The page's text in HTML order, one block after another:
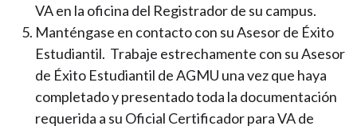
VA en la oficina del Registrador de su campus.
Manténgase en contacto con su Asesor de Éxito
Estudiantil. Trabaje estrechamente con su Asesor
de Éxito Estudiantil de AGMU una vez que haya
completado y presentado toda la documentación
requerida a su Oficial Certificador para VA de